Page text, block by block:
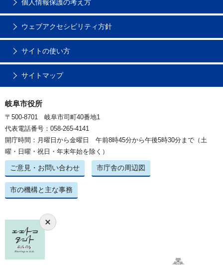
個人情報保護の考え方
ウェブアクセシビリティ方針
サイトの使い方
サイトマップ
岐阜市役所
〒500-8701 岐阜市司町40番地1
代表電話番号：058-265-4141
開庁時間：月曜日から金曜日 午前8時45分から午後5時30分まで（土
曜・日曜・祝日・年末年始を除く）
ご意見・お問い合わせ 市庁舎の周辺図
市の機構と主な事務